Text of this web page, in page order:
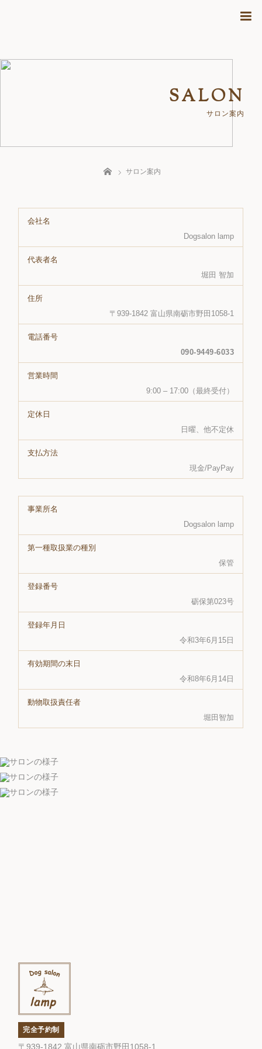
SALON
サロン案内
ホームサロン案内
会社名
Dogsalon lamp
代表者名
堀田 智加
住所
〒939-1842 富山県南砺市野田1058-1
電話番号
090-9449-6033
営業時間
9:00 – 17:00（最終受付）
定休日
日曜、他不定休
支払方法
現金/PayPay
事業所名
Dogsalon lamp
第一種取扱業の種別
保管
登録番号
砺保第023号
登録年月日
令和3年6月15日
有効期間の末日
令和8年6月14日
動物取扱責任者
堀田智加
完全予約制
〒939-1842 富山県南砺市野田1058-1